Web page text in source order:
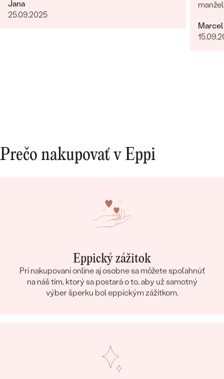
Jana
25.09.2025
Marcel
Prečo nakupovať v Eppi
Eppický zážitok
Pri nakupovaní online aj osobne sa môžete spoľahnúť
na náš tím, ktorý sa postará o to, aby už samotný
výber šperku bol eppickým zážitkom.